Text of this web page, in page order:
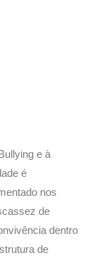
e à
é
nos
de
dentro
de